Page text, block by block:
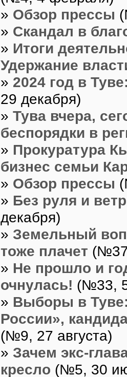
» Обзор прессы
» Скандал в
» Итоги
Удержание
» 2024 год в
29 декабря)
» Тува вчера,
беспорядки в
» Прокуратура
бизнес семьи
» Обзор прессы
» Без руля и
декабря)
» Земельный
тоже плачет
» Не прошло и
очнулась! (№33,
» Выборы в
России»,
(№9, 27 августа)
» Зачем экс-
кресло (№5, 30